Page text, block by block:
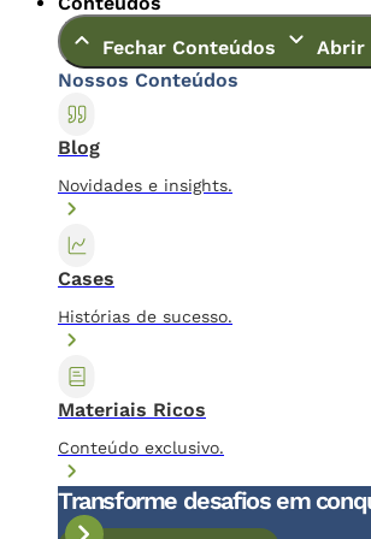
Fechar Conteúdos
Abrir
Nossos Conteúdos
Blog
Novidades e insights.
Cases
Histórias de sucesso.
Materiais Ricos
Conteúdo exclusivo.
Transforme desafios em